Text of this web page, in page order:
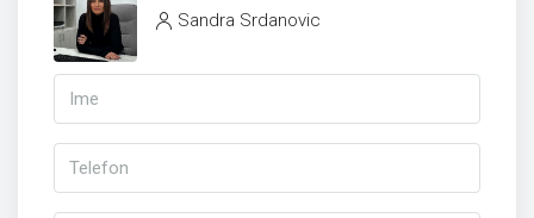
Sandra Srdanovic